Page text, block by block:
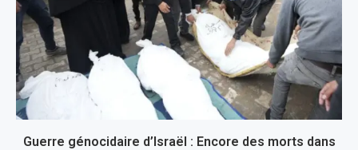
Guerre génocidaire d’Israël : Encore des morts dans